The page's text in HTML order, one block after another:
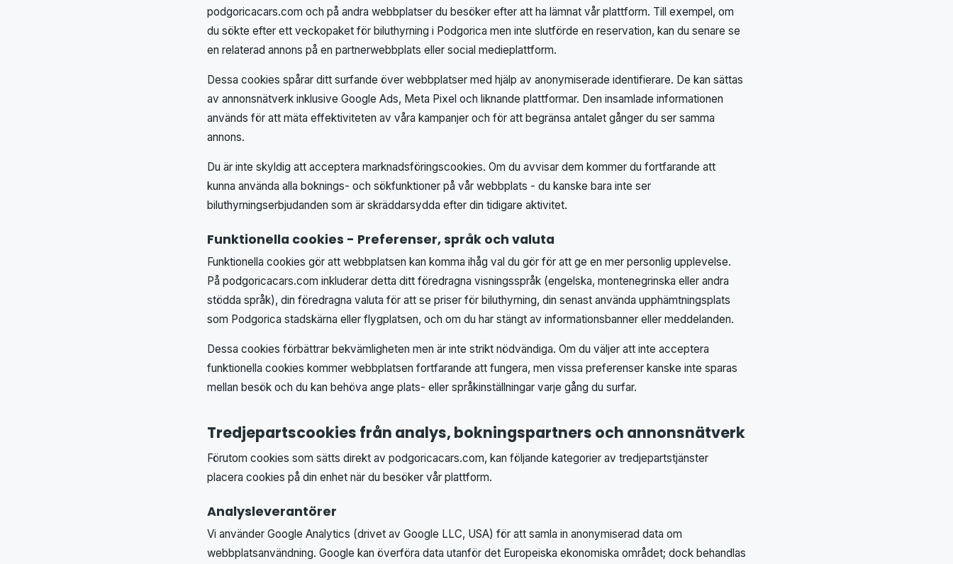
podgoricacars.com och på andra webbplatser du besöker efter att ha lämnat vår plattform. Till exempel, om
du sökte efter ett veckopaket för biluthyrning i Podgorica men inte slutförde en reservation, kan du senare se
en relaterad annons på en partnerwebbplats eller social medieplattform.
Dessa cookies spårar ditt surfande över webbplatser med hjälp av anonymiserade identifierare. De kan sättas
av annonsnätverk inklusive Google Ads, Meta Pixel och liknande plattformar. Den insamlade informationen
används för att mäta effektiviteten av våra kampanjer och för att begränsa antalet gånger du ser samma
annons.
Du är inte skyldig att acceptera marknadsföringscookies. Om du avvisar dem kommer du fortfarande att
kunna använda alla boknings- och sökfunktioner på vår webbplats - du kanske bara inte ser
biluthyrningserbjudanden som är skräddarsydda efter din tidigare aktivitet.
Funktionella cookies - Preferenser, språk och valuta
Funktionella cookies gör att webbplatsen kan komma ihåg val du gör för att ge en mer personlig upplevelse.
På podgoricacars.com inkluderar detta ditt föredragna visningsspråk (engelska, montenegrinska eller andra
stödda språk), din föredragna valuta för att se priser för biluthyrning, din senast använda upphämtningsplats
som Podgorica stadskärna eller flygplatsen, och om du har stängt av informationsbanner eller meddelanden.
Dessa cookies förbättrar bekvämligheten men är inte strikt nödvändiga. Om du väljer att inte acceptera
funktionella cookies kommer webbplatsen fortfarande att fungera, men vissa preferenser kanske inte sparas
mellan besök och du kan behöva ange plats- eller språkinställningar varje gång du surfar.
Tredjepartscookies från analys, bokningspartners och annonsnätverk
Förutom cookies som sätts direkt av podgoricacars.com, kan följande kategorier av tredjepartstjänster
placera cookies på din enhet när du besöker vår plattform.
Analysleverantörer
Vi använder Google Analytics (drivet av Google LLC, USA) för att samla in anonymiserad data om
webbplatsanvändning. Google kan överföra data utanför det Europeiska ekonomiska området; dock behandlas